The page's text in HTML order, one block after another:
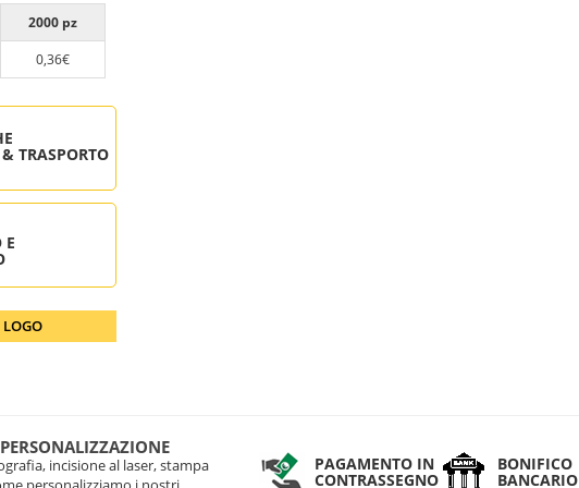
2000 pz
0,36€
TRASPORTO
E
incisione al laser, stampa
PAGAMENTO IN
CONTRASSEGNO
BONIFICO
BANCARIO